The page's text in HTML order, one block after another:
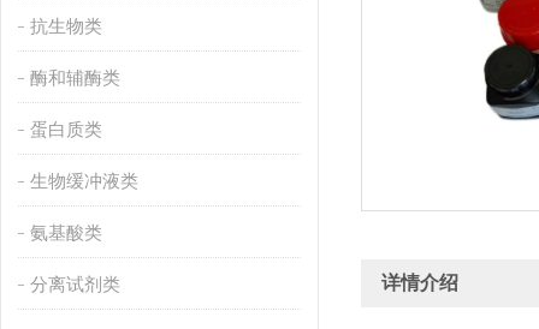
抗生物类
酶和辅酶类
蛋白质类
生物缓冲液类
氨基酸类
分离试剂类 详情介绍